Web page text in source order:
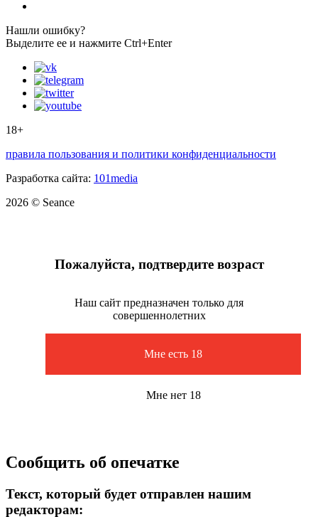
Нашли ошибку?
Выделите ее и нажмите Ctrl+Enter
18+
правила пользования и политики конфиденциальности
Разработка сайта: 101media
2026 © Seance
Пожалуйста, подтвердите возраст
Наш сайт предназначен только для
совершеннолетних
Мне есть 18
Мне нет 18
Сообщить об опечатке
Текст, который будет отправлен нашим
редакторам: